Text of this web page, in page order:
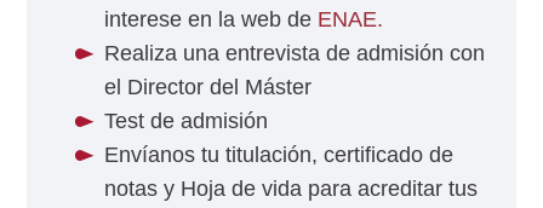
interese en la web de ENAE.
Realiza una entrevista de admisión con
el Director del Máster
Test de admisión
Envíanos tu titulación, certificado de
notas y Hoja de vida para acreditar tus